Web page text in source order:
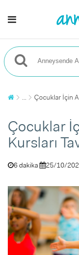
... Çocuklar İçin
Çocuklar
Kursları
6 dakika 25/10/